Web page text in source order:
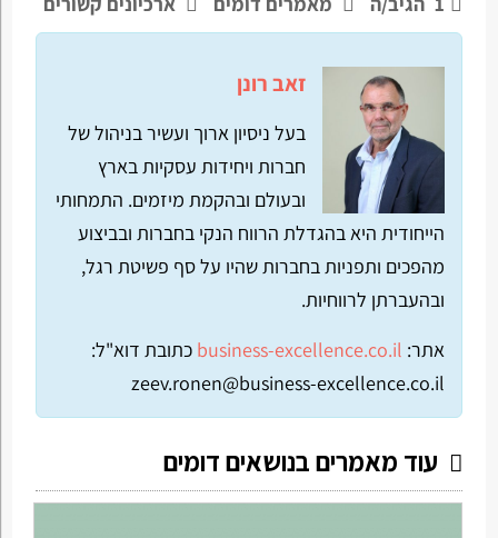
זאב רונן
בעל ניסיון ארוך ועשיר בניהול של
חברות ויחידות עסקיות בארץ
ובעולם ובהקמת מיזמים. התמחותי
הייחודית היא בהגדלת הרווח הנקי בחברות ובביצוע
מהפכים ותפניות בחברות שהיו על סף פשיטת רגל,
ובהעברתן לרווחיות.
אתר: business-excellence.co.il כתובת דוא"ל:
zeev.ronen@business-excellence.co.il
עוד מאמרים בנושאים דומים